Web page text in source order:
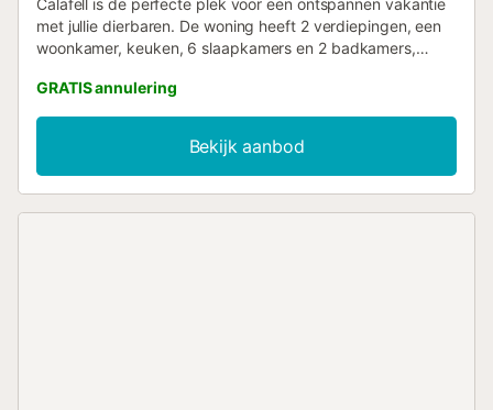
met jullie dierbaren. De woning heeft 2 verdiepingen, een
woonkamer, keuken, 6 slaapkamers en 2 badkamers,
zijn wifi, tv en een wasmachine. Dit vakantieverblijf biedt
een privézwembad, buitenruimte, open terras, 2 overdekte
terrassen en een balkon. Gratis parkeren op straat is
mogelijk. Huisdieren, roken en feesten zijn niet toegestaan.
Er is geen airconditioning aanwezig. Houd er rekening mee
GRATIS annulering
Bekijk aanbod